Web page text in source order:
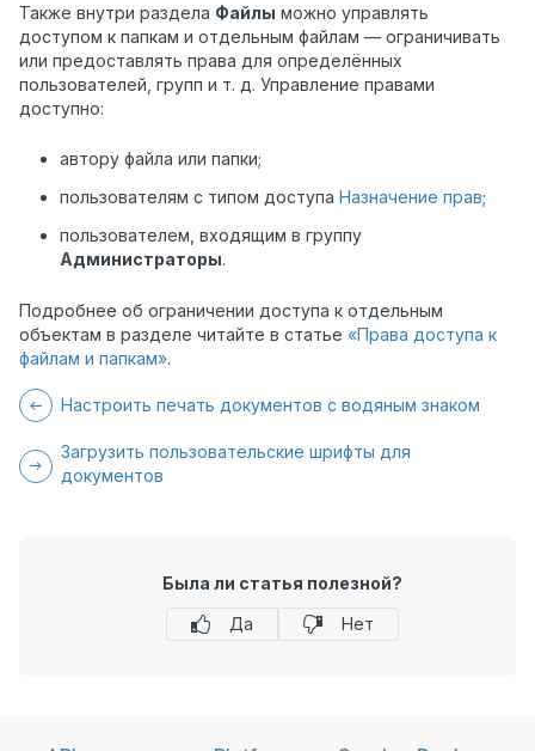
Также внутри раздела Файлы можно управлять
доступом к папкам и отдельным файлам — ограничивать
или предоставлять права для определённых
пользователей, групп и т. д. Управление правами
доступно:
автору файла или папки;
пользователям с типом доступа Назначение прав;
пользователем, входящим в группу
Администраторы.
Подробнее об ограничении доступа к отдельным
объектам в разделе читайте в статье «Права доступа к
файлам и папкам».
Настроить печать документов с водяным знаком
Загрузить пользовательские шрифты для
документов
Была ли статья полезной?
Да
Нет